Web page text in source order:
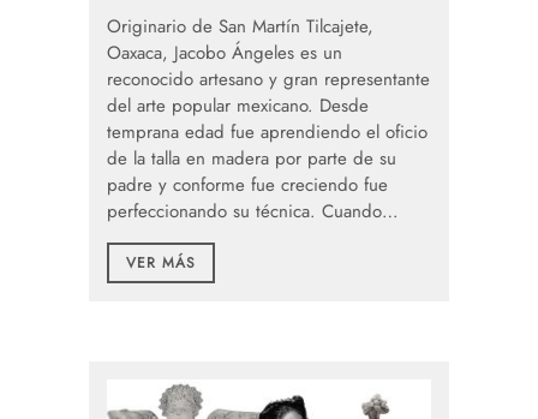
Originario de San Martín Tilcajete,
Oaxaca, Jacobo Ángeles es un
reconocido artesano y gran representante
del arte popular mexicano. Desde
temprana edad fue aprendiendo el oficio
de la talla en madera por parte de su
padre y conforme fue creciendo fue
perfeccionando su técnica. Cuando…
VER MÁS